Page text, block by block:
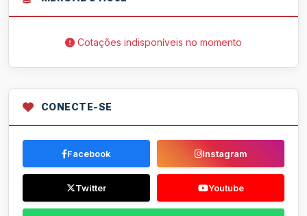
Cotações indisponíveis no momento
CONECTE-SE
Facebook Instagram
Twitter Youtube